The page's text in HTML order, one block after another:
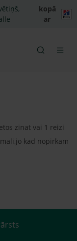
kopā
ar
zinat vai 1 reizi
kad nopirkam